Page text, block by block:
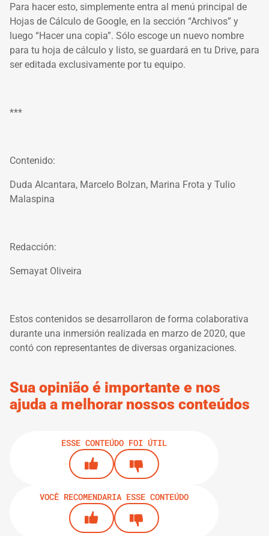
Para hacer esto, simplemente entra al menú principal de
Hojas de Cálculo de Google, en la sección “Archivos” y
luego “Hacer una copia”. Sólo escoge un nuevo nombre
para tu hoja de cálculo y listo, se guardará en tu Drive, para
ser editada exclusivamente por tu equipo.
***
Contenido:
Duda Alcantara, Marcelo Bolzan, Marina Frota y Tulio
Malaspina
Redacción:
Semayat Oliveira
Estos contenidos se desarrollaron de forma colaborativa
durante una inmersión realizada en marzo de 2020, que
contó con representantes de diversas organizaciones.
Sua opinião é importante e nos
ajuda a melhorar nossos conteúdos
ESSE CONTEÚDO FOI ÚTIL
VOCÊ RECOMENDARIA ESSE CONTEÚDO